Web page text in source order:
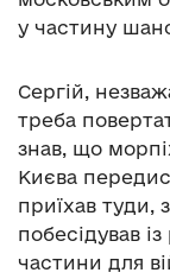
у частину
Сергій,
треба
знав, що
Києва
приїхав туди,
побесідував
частини для